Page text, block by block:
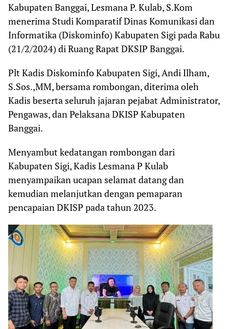
Kabupaten Banggai, Lesmana P. Kulab, S.Kom
menerima Studi Komparatif Dinas Komunikasi dan
Informatika (Diskominfo) Kabupaten Sigi pada Rabu
(21/2/2024) di Ruang Rapat DKSIP Banggai.
Plt Kadis Diskominfo Kabupaten Sigi, Andi Ilham,
S.Sos.,MM, bersama rombongan, diterima oleh
Kadis beserta seluruh jajaran pejabat Administrator,
Pengawas, dan Pelaksana DKISP Kabupaten
Banggai.
Menyambut kedatangan rombongan dari
Kabupaten Sigi, Kadis Lesmana P Kulab
menyampaikan ucapan selamat datang dan
kemudian melanjutkan dengan pemaparan
pencapaian DKISP pada tahun 2023.